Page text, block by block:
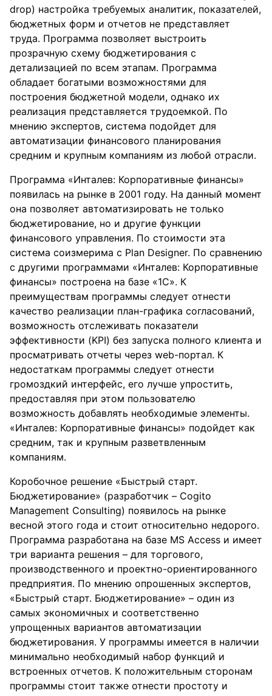
drop) настройка требуемых аналитик, показателей,
бюджетных форм и отчетов не представляет
труда. Программа позволяет выстроить
прозрачную схему бюджетирования с
детализацией по всем этапам. Программа
обладает богатыми возможностями для
построения бюджетной модели, однако их
реализация представляется трудоемкой. По
мнению экспертов, система подойдет для
автоматизации финансового планирования
средним и крупным компаниям из любой отрасли.
Программа «Инталев: Корпоративные финансы»
появилась на рынке в 2001 году. На данный момент
она позволяет автоматизировать не только
бюджетирование, но и другие функции
финансового управления. По стоимости эта
система соизмерима с Plan Designer. По сравнению
с другими программами «Инталев: Корпоративные
финансы» построена на базе «1С». К
преимуществам программы следует отнести
качество реализации план-графика согласований,
возможность отслеживать показатели
эффективности (KPI) без запуска полного клиента и
просматривать отчеты через web-портал. К
недостаткам программы следует отнести
громоздкий интерфейс, его лучше упростить,
предоставляя при этом пользователю
возможность добавлять необходимые элементы.
«Инталев: Корпоративные финансы» подойдет как
средним, так и крупным разветвленным
компаниям.
Коробочное решение «Быстрый старт.
Бюджетирование» (разработчик – Cogito
Management Consulting) появилось на рынке
весной этого года и стоит относительно недорого.
Программа разработана на базе MS Access и имеет
три варианта решения – для торгового,
производственного и проектно-ориентированного
предприятия. По мнению опрошенных экспертов,
«Быстрый старт. Бюджетирование» – один из
самых экономичных и соответственно
упрощенных вариантов автоматизации
бюджетирования. У программы имеется в наличии
минимально необходимый набор функций и
встроенных отчетов. К положительным сторонам
программы стоит также отнести простоту и